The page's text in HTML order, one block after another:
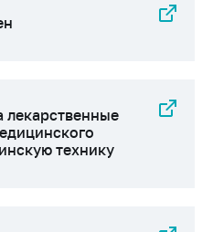
лекарственные
технику